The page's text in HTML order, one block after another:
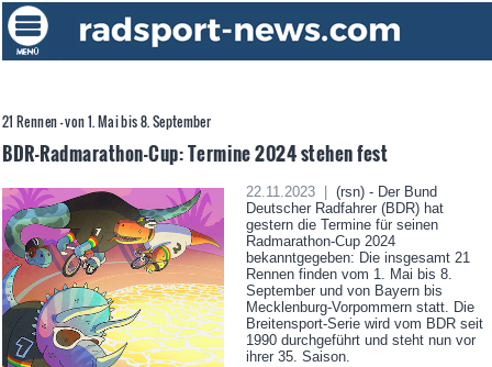
21 Rennen - von 1. Mai bis 8. September
BDR-Radmarathon-Cup: Termine 2024 stehen fest
22.11.2023 |
(rsn) - Der Bund
Deutscher Radfahrer (BDR) hat
gestern die Termine für seinen
Radmarathon-Cup 2024
bekanntgegeben: Die insgesamt 21
Rennen finden vom 1. Mai bis 8.
September und von Bayern bis
Mecklenburg-Vorpommern statt. Die
Breitensport-Serie wird vom BDR seit
1990 durchgeführt und steht nun vor
ihrer 35. Saison.